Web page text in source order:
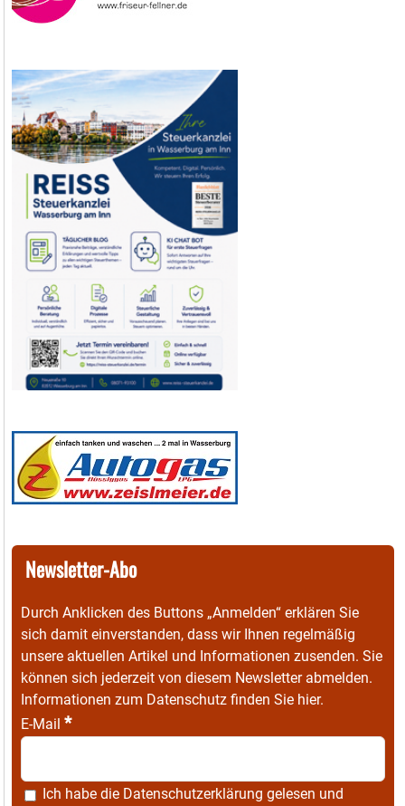
Newsletter-Abo
Durch Anklicken des Buttons „Anmelden“ erklären Sie
sich damit einverstanden, dass wir Ihnen regelmäßig
unsere aktuellen Artikel und Informationen zusenden. Sie
können sich jederzeit von diesem Newsletter abmelden.
Informationen zum Datenschutz finden Sie hier.
E-Mail *
Ich habe die Datenschutzerklärung gelesen und